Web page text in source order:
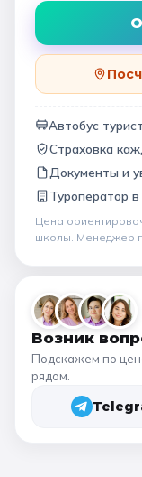
Автобус
Страховка
Документы и
Туроператор в
Цена
школы. Менеджер
Возник
Подскажем по
рядом.